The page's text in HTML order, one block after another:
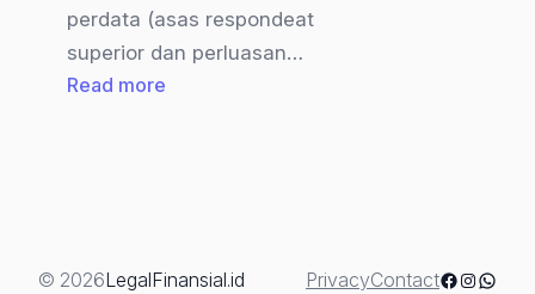
perdata (asas respondeat
superior dan perluasan…
Read more
atau
© 2026LegalFinansial.id PrivacyContactFacebook